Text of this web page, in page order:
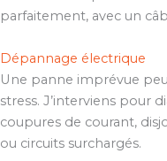
parfaitement, avec un
Dépannage électrique
Une panne imprévue
stress. J’interviens pour
coupures de courant,
ou circuits surchargés.